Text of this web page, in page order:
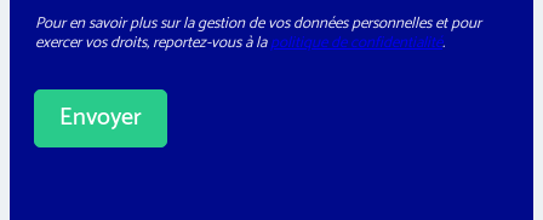
h
o
n
N
m
e
t
t
r
D
*
Pour en savoir plus sur la gestion de vos données personnelles et pour
exercer vos droits, reportez-vous à lapolitique de confidentialité.
Envoyer